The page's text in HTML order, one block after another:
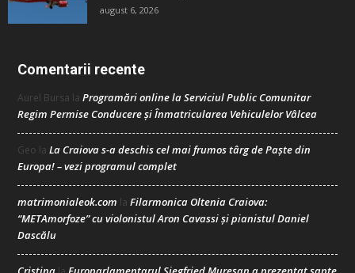
august 6, 2026
Comentarii recente
Aurel Bursa la Programări online la Serviciul Public Comunitar
Regim Permise Conducere şi Înmatricularea Vehiculelor Vâlcea
Geo la La Craiova s-a deschis cel mai frumos târg de Paște din
Europa! – vezi programul complet
matrimonialeok.com la Filarmonica Oltenia Craiova:
“METAmorfoze” cu violonistul Aron Cavassi și pianistul Daniel
Dascălu